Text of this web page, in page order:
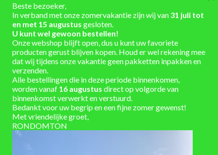
Producten dienen na ontvangst direct uitgepakt te
worden, zodat het eventuele vocht tussen de verpakking
en het product niet opgesloten zit. Dit kan moeilijk te
verwijderen vlekken veroorzaken.
Elk soort (hard)hout kleurt onder invloed van de zon, weer
en wind grijs. De uiteindelijke kleur is mede afhankelijk van
de beginkleur van het hardhout.
Hout is een natuurproduct dat afhankelijk van
temperatuur en vochtgehalte krimpt of uitzet. Het
regelmatig oliën van het hout zorgt ervoor dat het
Beste bezoeker,
In verband met onze zomervakantie zijn wij van 31 juli tot
en met 15 augustus gesloten.
U kunt wel gewoon bestellen!
Onze webshop blijft open, dus u kunt uw favoriete
producten gerust blijven kopen. Houd er wel rekening mee
dat wij tijdens onze vakantie geen pakketten inpakken en
verzenden.
Alle bestellingen die in deze periode binnenkomen,
worden vanaf 16 augustus direct op volgorde van
binnenkomst verwerkt en verstuurd.
Bedankt voor uw begrip en een fijne zomer gewenst!
Met vriendelijke groet,
RONDOMTON